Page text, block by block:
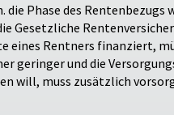
Phase des Rentenbezugs
Gesetzliche
eines Rentners finanziert,
geringer und die
will, muss zusätzlich